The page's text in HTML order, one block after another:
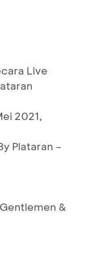
Live
2021,
Plataran –
&